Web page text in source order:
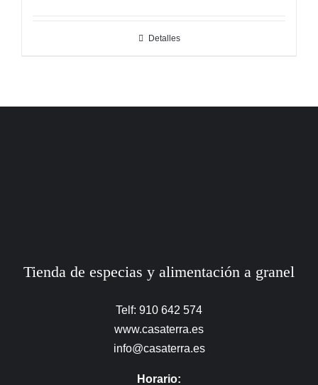
Detalles
Tienda de especias y alimentación a granel
Telf: 910 642 574
www.casaterra.es
info@casaterra.es
Horario: